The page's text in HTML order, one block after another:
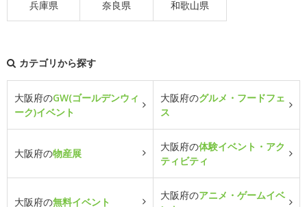
兵庫県 奈良県 和歌山県
カテゴリから探す
大阪府のGW(ゴールデンウィ
ーク)イベント
大阪府のグルメ・フードフェ
ス
大阪府の物産展
大阪府の体験イベント・アク
ティビティ
大阪府の無料イベント
大阪府のアニメ・ゲームイベ